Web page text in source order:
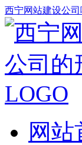
西宁网站建设公
网站